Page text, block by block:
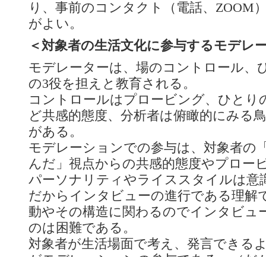
り、事前のコンタクト（電話、ZOOM
がよい。
＜対象者の生活文化に参与するモデレ
モデレーターは、場のコントロール、
の3役を担えと教育される。
コントロールはプロービング、ひとり
ど共感的態度、分析者は俯瞰的にみる
がある。
モデレーションでの参与は、対象者の
んだ」視点からの共感的態度やプロー
パーソナリティやライススタイルは意
だからインタビューの進行である理解
動やその構造に関わるのでインタビュ
のは困難である。
対象者が生活場面で考え、発言できる